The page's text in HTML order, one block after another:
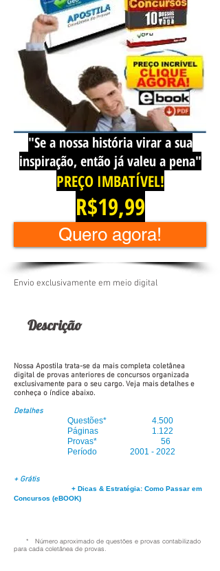
"Se a nossa história virar a sua
inspiração, então já valeu a pena"
PREÇO IMBATÍVEL!
R$19,99
Quero agora!
Envio exclusivamente em meio digital
Descrição
Nossa Apostila trata-se da mais completa coletânea
digital de provas anteriores de concursos organizada
exclusivamente para o seu cargo. Veja mais detalhes e
conheça o índice abaixo.
Detalhes
Questões* 4.500
Páginas 1.122
Provas* 56
Período 2001 - 2022
+ Grátis
+ Dicas & Estratégia: Como Passar em
Concursos (eBOOK)
* Número aproximado de questões e provas contabilizado
para cada coletânea de provas.